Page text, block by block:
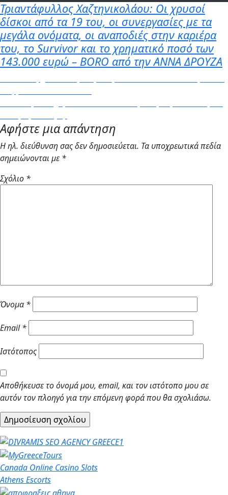
Τριαντάφυλλος Χαζτηνικολάου: Οι χρυσοί
δίσκοι από τα 19 του, οι συνεργασίες με τα
μεγάλα ονόματα, οι αναποδιές στην καριέρα
του, το Survivor και το χρηματικό ποσό των
143.000 ευρώ – BORO από την ΑΝΝΑ ΔΡΟΥΖΑ
Πλοήγηση
άρθρων
Αφήστε μια απάντηση
Η ηλ. διεύθυνση σας δεν δημοσιεύεται. Τα υποχρεωτικά πεδία
σημειώνονται με*
Σχόλιο *
Όνομα *
Email*
Ιστότοπος
Αποθήκευσε το όνομά μου, email, και τον ιστότοπο μου σε
αυτόν τον πλοηγό για την επόμενη φορά που θα σχολιάσω.
Canada Online Casino Slots
Athens Escorts